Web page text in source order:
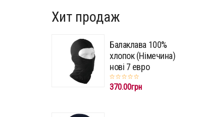
Хит продаж
Балаклава 100%
хлопок (Німечина)
нові 7 евро
370.00грн